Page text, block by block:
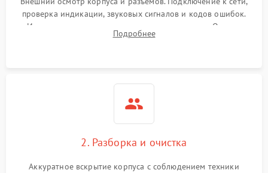
проверка индикации, звуковых сигналов и кодов ошибок.
Измерение входного и выходного напряжения. Оценка
реакции ИБП на отключение основного питания без
Подробнее
2. Разборка и очистка
Аккуратное вскрытие корпуса с соблюдением техники